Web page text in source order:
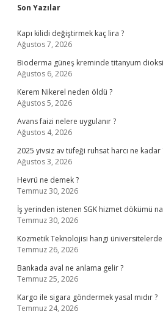
Sidebar
Son Yazılar
Kapı kilidi değiştirmek kaç lira ?
Ağustos 7, 2026
Bioderma güneş kreminde titanyum
Ağustos 6, 2026
Kerem Nikerel neden öldü ?
Ağustos 5, 2026
Avans faizi nelere uygulanır ?
Ağustos 4, 2026
2025 yivsiz av tüfeği ruhsat harcı ne kadar
Ağustos 3, 2026
Hevrü ne demek ?
Temmuz 30, 2026
İş yerinden istenen SGK hizmet dökümü
Temmuz 30, 2026
Kozmetik Teknolojisi hangi üniversitelerde
Temmuz 26, 2026
Bankada aval ne anlama gelir ?
Temmuz 25, 2026
Kargo ile sigara göndermek yasal mıdır ?
Temmuz 24, 2026